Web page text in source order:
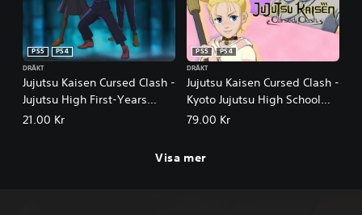
Jujutsu Kaisen Cursed Clash -
Jujutsu High First-Years
Outfit Set
PS5
PS4
DRÄKT
21.00 Kr
Jujutsu Kaisen Cursed Clash -
Kyoto Jujutsu High School
Girls' Outfit Set
PS5
PS4
DRÄKT
79.00 Kr
Visa mer